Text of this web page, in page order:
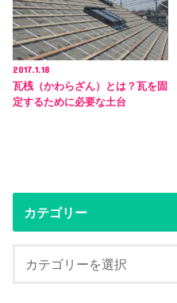
2017.1.18
瓦桟（かわらざん）とは？瓦を固
定するために必要な土台
カテゴリー